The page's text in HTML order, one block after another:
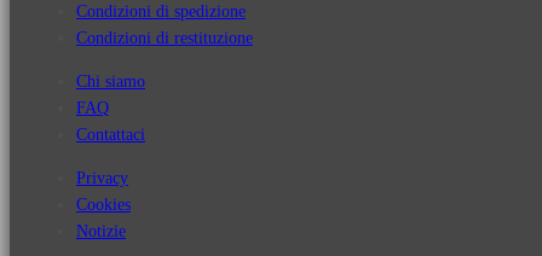
Condizioni di spedizione
Condizioni di restituzione
Chi siamo
FAQ
Contattaci
Privacy
Cookies
Notizie